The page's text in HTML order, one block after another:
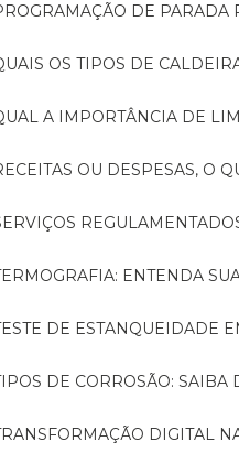
PROGRAMAÇÃO DE
QUAIS OS TIPOS DE
QUAL A IMPORTÂNCIA DE
RECEITAS OU DESPESAS, O
SERVIÇOS
TERMOGRAFIA: ENTENDA
TESTE DE ESTANQUEIDADE
TIPOS DE CORROSÃO:
TRANSFORMAÇÃO DIGITAL